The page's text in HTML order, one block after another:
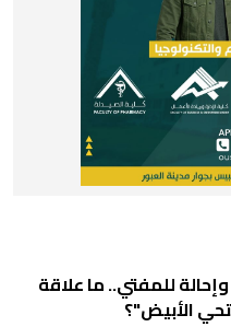
للمفتي.. ما علاقة
الأبيض"؟